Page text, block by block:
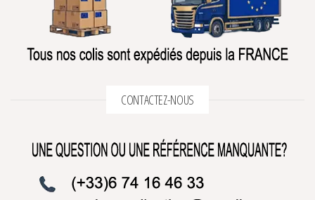
CONTACTEZ-NOUS